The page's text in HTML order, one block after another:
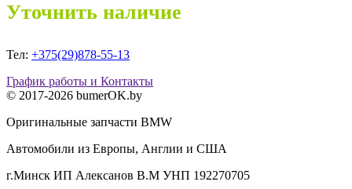
Уточнить наличие
Тел: +375(29)878-55-13
График работы и Контакты
© 2017-2026 bumerOK.by
Оригинальные запчасти BMW
Автомобили из Европы, Англии и США
г.Минск ИП Алексанов В.М УНП 192270705